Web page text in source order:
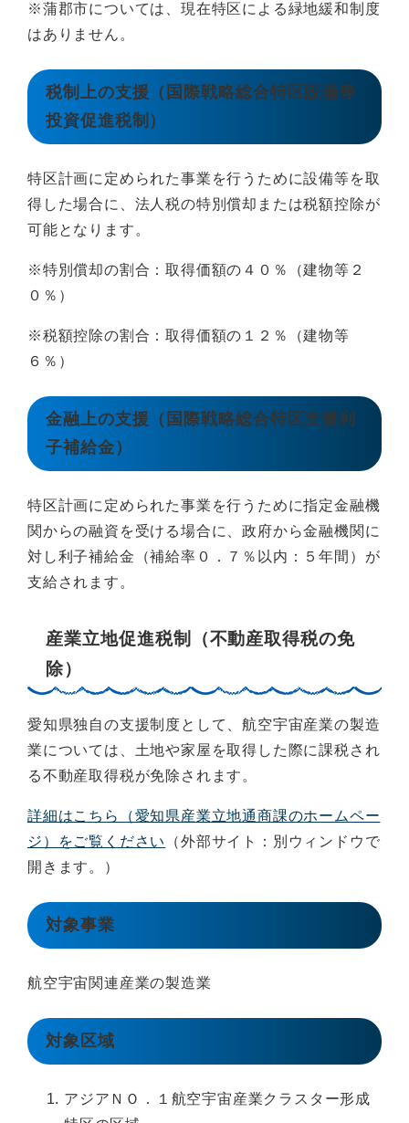
※蒲郡市については、現在特区による緑地緩和制度
はありません。
税制上の支援（国際戦略総合特区設備等
投資促進税制）
特区計画に定められた事業を行うために設備等を取
得した場合に、法人税の特別償却または税額控除が
可能となります。
※特別償却の割合：取得価額の４０％（建物等２
０％）
※税額控除の割合：取得価額の１２％（建物等
６％）
金融上の支援（国際戦略総合特区支援利
子補給金）
特区計画に定められた事業を行うために指定金融機
関からの融資を受ける場合に、政府から金融機関に
対し利子補給金（補給率０．７％以内：５年間）が
支給されます。
産業立地促進税制（不動産取得税の免
除）
愛知県独自の支援制度として、航空宇宙産業の製造
業については、土地や家屋を取得した際に課税され
る不動産取得税が免除されます。
詳細はこちら（愛知県産業立地通商課のホームペー
ジ）をご覧ください
（外部サイト：別ウィンドウで
開きます。）
対象事業
航空宇宙関連産業の製造業
対象区域
アジアＮＯ．１航空宇宙産業クラスター形成